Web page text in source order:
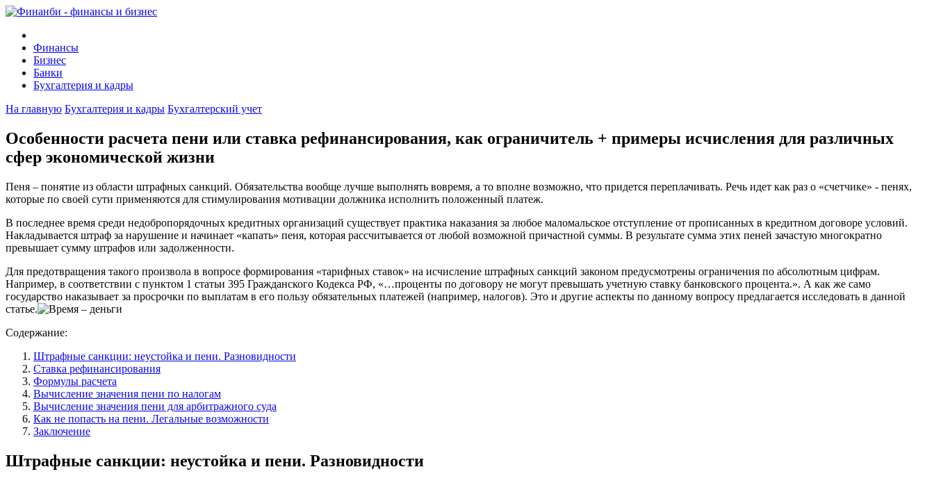
Финансы
Бизнес
Банки
Бухгалтерия и кадры
На главную Бухгалтерия и кадры Бухгалтерский учет
Особенности расчета пени или ставка рефинансирования, как ограничитель + примеры исчисления для различных
сфер экономической жизни
Пеня – понятие из области штрафных санкций. Обязательства вообще лучше выполнять вовремя, а то вполне возможно, что придется переплачивать. Речь идет как раз о «счетчике» - пенях,
которые по своей сути применяются для стимулирования мотивации должника исполнить положенный платеж.
В последнее время среди недобропорядочных кредитных организаций существует практика наказания за любое маломальское отступление от прописанных в кредитном договоре условий.
Накладывается штраф за нарушение и начинает «капать» пеня, которая рассчитывается от любой возможной причастной суммы. В результате сумма этих пеней зачастую многократно
превышает сумму штрафов или задолженности.
Для предотвращения такого произвола в вопросе формирования «тарифных ставок» на исчисление штрафных санкций законом предусмотрены ограничения по абсолютным цифрам.
Например, в соответствии с пунктом 1 статьи 395 Гражданского Кодекса РФ, «…проценты по договору не могут превышать учетную ставку банковского процента.». А как же само
государство наказывает за просрочки по выплатам в его пользу обязательных платежей (например, налогов). Это и другие аспекты по данному вопросу предлагается исследовать в данной
статье.
Содержание:
Штрафные санкции: неустойка и пени. Разновидности
Ставка рефинансирования
Формулы расчета
Вычисление значения пени по налогам
Вычисление значения пени для арбитражного суда
Как не попасть на пени. Легальные возможности
Заключение
Штрафные санкции: неустойка и пени. Разновидности